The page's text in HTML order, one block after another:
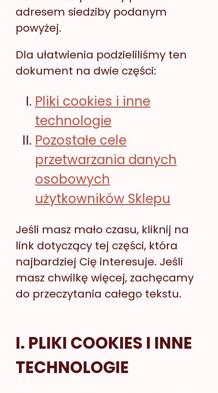
adresem siedziby podanym
powyżej.
Dla ułatwienia podzieliliśmy ten
dokument na dwie części:
Pliki cookies i inne
technologie
Pozostałe cele
przetwarzania danych
osobowych
użytkowników Sklepu
Jeśli masz mało czasu, kliknij na
link dotyczący tej części, która
najbardziej Cię interesuje. Jeśli
masz chwilkę więcej, zachęcamy
do przeczytania całego tekstu.
I. PLIKI COOKIES I INNE
TECHNOLOGIE